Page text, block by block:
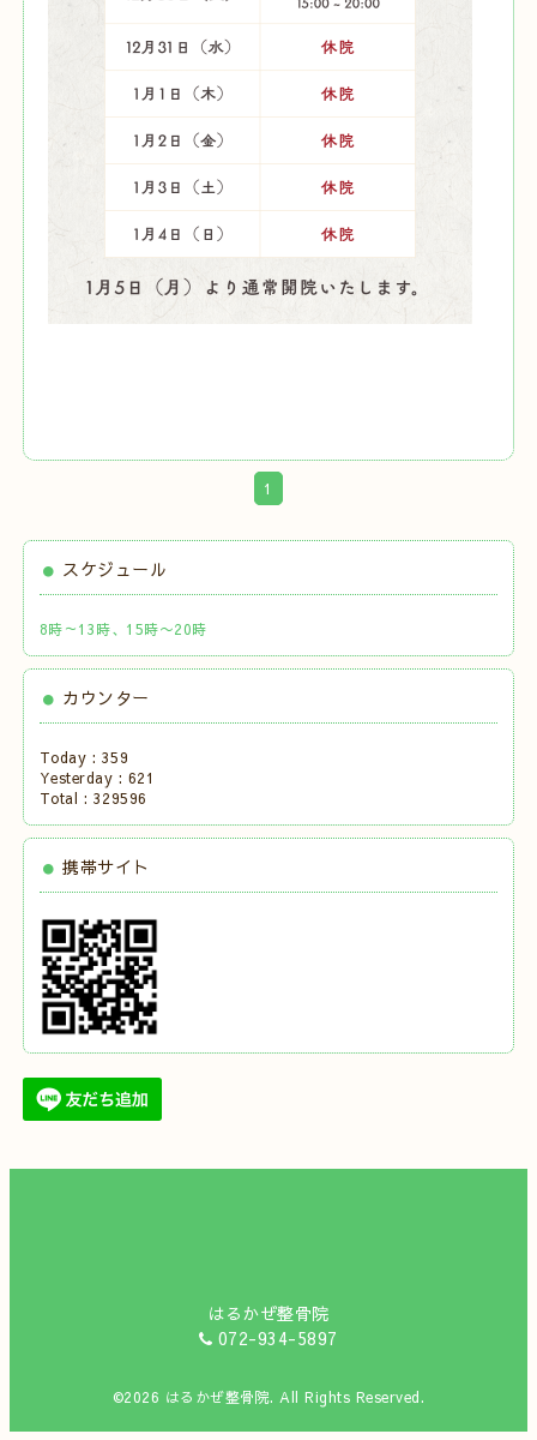
1
スケジュール
8時～13時、15時〜20時
カウンター
Today : 359
Yesterday : 621
Total : 329596
携帯サイト
はるかぜ整骨院
072-934-5897
©2026 はるかぜ整骨院. All Rights Reserved.